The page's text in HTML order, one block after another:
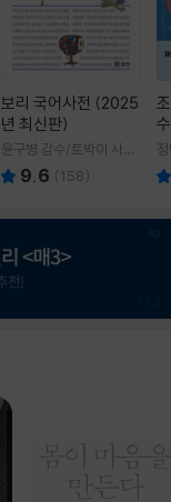
보리 국어사전 (2025
년 최신판)
윤구병 감수/토박이 사전
편찬실 편
9.6 (158)